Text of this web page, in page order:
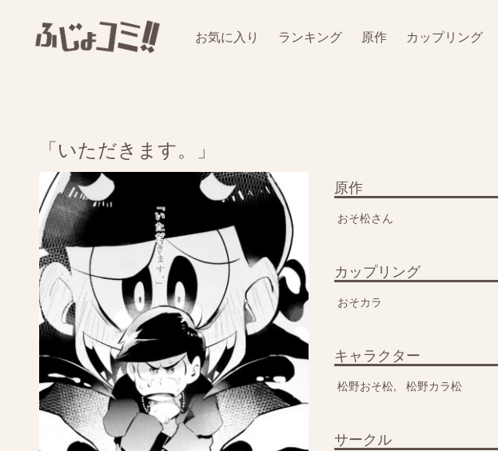
お気に入り ランキング 原作 カップリング
「いただきます。」
原作
おそ松さん
カップリング
おそカラ
キャラクター
松野おそ松 松野カラ松
サークル